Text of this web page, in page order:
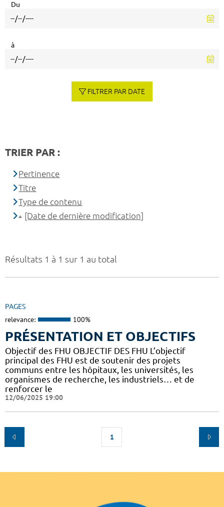
Résultats 1 à 1 sur 1 au total
PAGES
relevance: 100%
PRÉSENTATION ET OBJECTIFS
Objectif des FHU OBJECTIF DES FHU L’objectif
principal des FHU est de soutenir des projets
communs entre les hôpitaux, les universités, les
organismes de recherche, les industriels… et de
renforcer le
12/06/2025 19:00
1
Du
à
FILTRER PAR DATE
TRIER PAR :
Pertinence
Titre
Type de contenu
[Date de dernière modification]